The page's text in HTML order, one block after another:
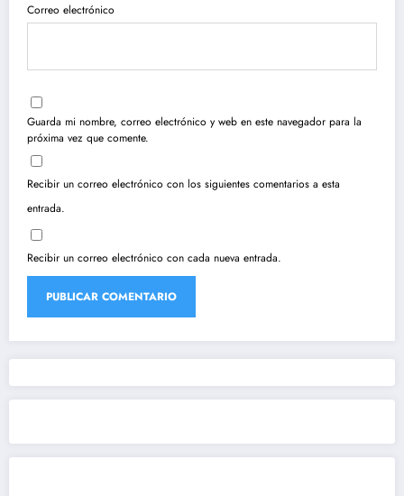
Correo electrónico
Guarda mi nombre, correo electrónico y web en este navegador para la
próxima vez que comente.
Recibir un correo electrónico con los siguientes comentarios a esta
entrada.
Recibir un correo electrónico con cada nueva entrada.